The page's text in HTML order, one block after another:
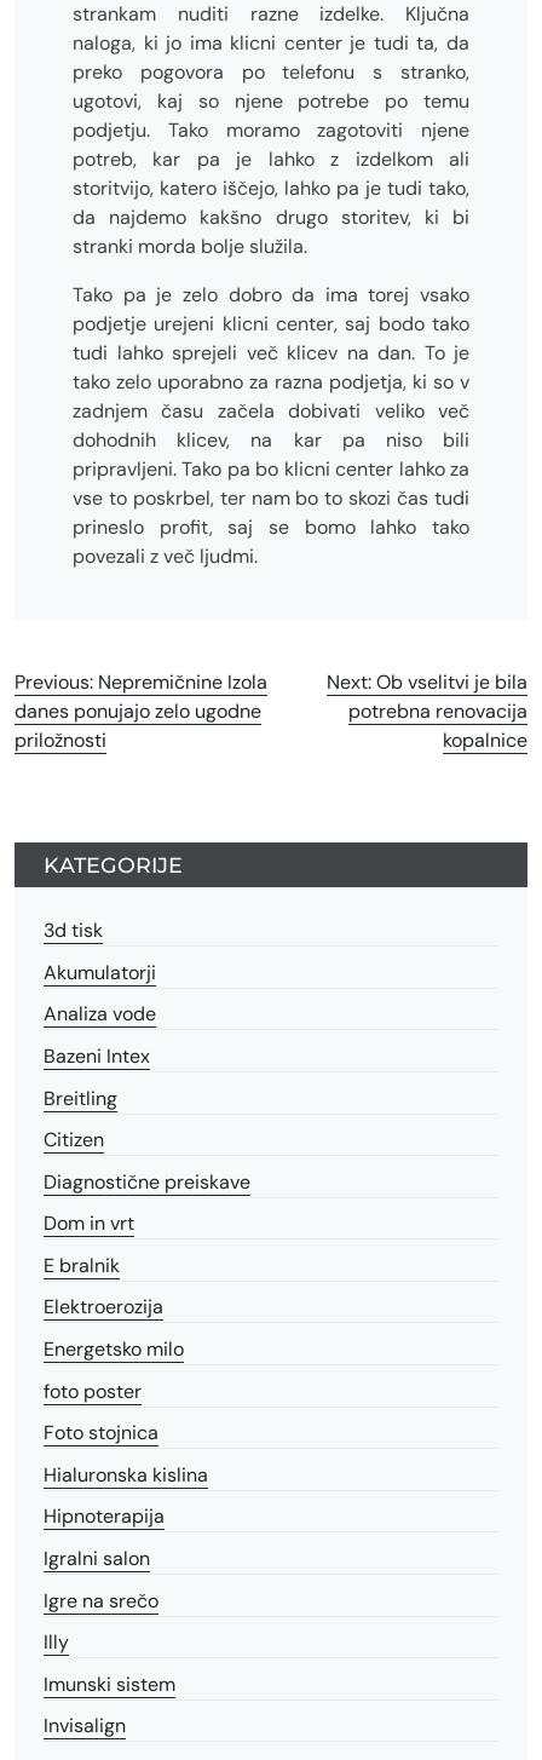
strankam nuditi razne izdelke. Ključna
naloga, ki jo ima klicni center je tudi ta, da
preko pogovora po telefonu s stranko,
ugotovi, kaj so njene potrebe po temu
podjetju. Tako moramo zagotoviti njene
potreb, kar pa je lahko z izdelkom ali
storitvijo, katero iščejo, lahko pa je tudi tako,
da najdemo kakšno drugo storitev, ki bi
stranki morda bolje služila.
Tako pa je zelo dobro da ima torej vsako
podjetje urejeni klicni center, saj bodo tako
tudi lahko sprejeli več klicev na dan. To je
tako zelo uporabno za razna podjetja, ki so v
zadnjem času začela dobivati veliko več
dohodnih klicev, na kar pa niso bili
pripravljeni. Tako pa bo klicni center lahko za
vse to poskrbel, ter nam bo to skozi čas tudi
prineslo profit, saj se bomo lahko tako
povezali z več ljudmi.
Navigacija
prispevka
Previous: Nepremičnine Izola
danes ponujajo zelo ugodne
priložnosti
Next:Ob vselitvi je bila
potrebna renovacija
kopalnice
KATEGORIJE
3d tisk
Akumulatorji
Analiza vode
Bazeni Intex
Breitling
Citizen
Diagnostične preiskave
Dom in vrt
E bralnik
Elektroerozija
Energetsko milo
foto poster
Foto stojnica
Hialuronska kislina
Hipnoterapija
Igralni salon
Igre na srečo
Illy
Imunski sistem
Invisalign